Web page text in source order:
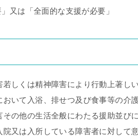
は「全面的な支援が必要」
しくは精神障害により行動上著し
いて入浴、排せつ及び食事等の介
の他の生活全般にわたる援助並び
又は入所している障害者に対して